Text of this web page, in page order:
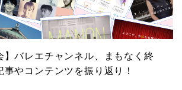
】バレエチャンネル、まもなく終
事やコンテンツを振り返り！